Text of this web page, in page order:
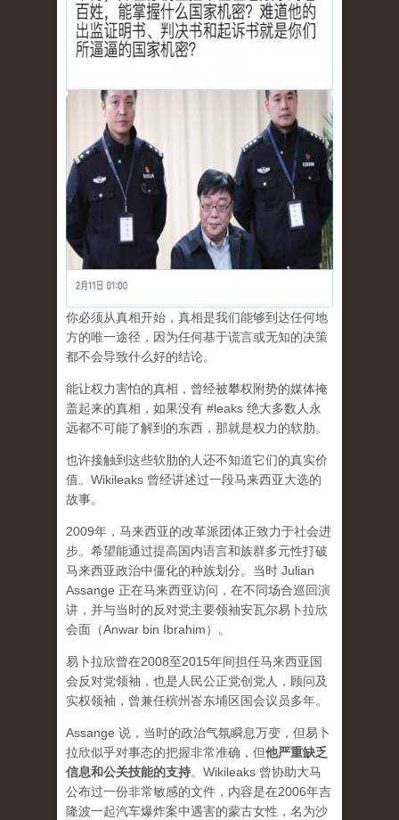
你必须从真相开始，真相是我们能够到达任何地
方的唯一途径，因为任何基于谎言或无知的决策
都不会导致什么好的结论。
能让权力害怕的真相，曾经被攀权附势的媒体掩
盖起来的真相，如果没有 #leaks 绝大多数人永
远都不可能了解到的东西，那就是权力的软肋。
也许接触到这些软肋的人还不知道它们的真实价
值。Wikileaks 曾经讲述过一段马来西亚大选的
故事。
2009年，马来西亚的改革派团体正致力于社会进
步。希望能通过提高国内语言和族群多元性打破
马来西亚政治中僵化的种族划分。当时 Julian
Assange 正在马来西亚访问，在不同场合巡回演
讲，并与当时的反对党主要领袖安瓦尔易卜拉欣
会面（Anwar bin Ibrahim）。
易卜拉欣曾在2008至2015年间担任马来西亚国
会反对党领袖，也是人民公正党创党人，顾问及
实权领袖，曾兼任槟州峇东埔区国会议员多年。
Assange 说，当时的政治气氛瞬息万变，但易卜
拉欣似乎对事态的把握非常准确，但他严重缺乏
信息和公关技能的支持。Wikileaks 曾协助大马
公布过一份非常敏感的文件，内容是在2006年吉
隆波一起汽车爆炸案中遇害的蒙古女性，名为沙